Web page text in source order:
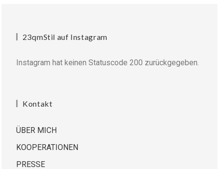
23qmStil auf Instagram
Instagram hat keinen Statuscode 200 zurückgegeben.
Kontakt
ÜBER MICH
KOOPERATIONEN
PRESSE